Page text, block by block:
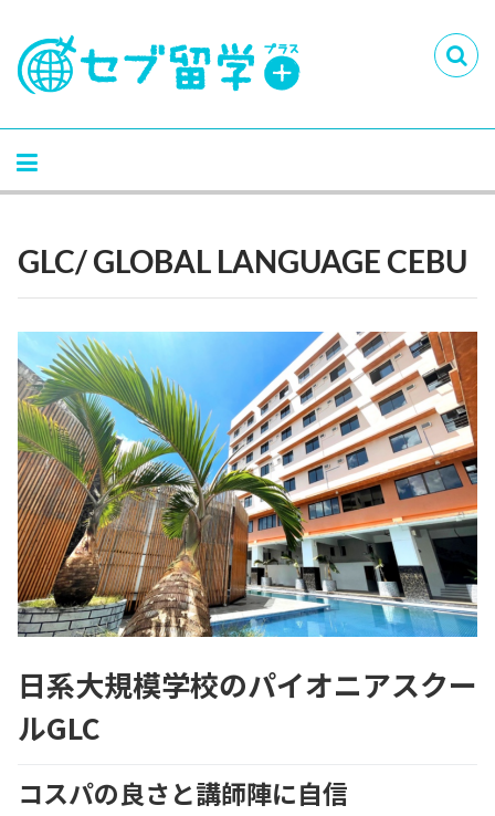
GLC/ GLOBAL LANGUAGE CEBU
日系大規模学校のパイオニアスクー
ルGLC
コスパの良さと講師陣に自信